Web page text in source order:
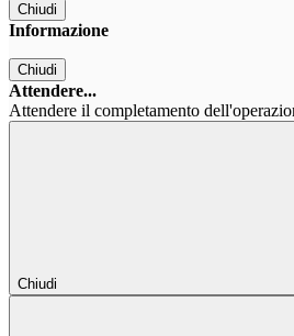
Chiudi
Informazione
Chiudi
Attendere...
Attendere il completamento
Chiudi